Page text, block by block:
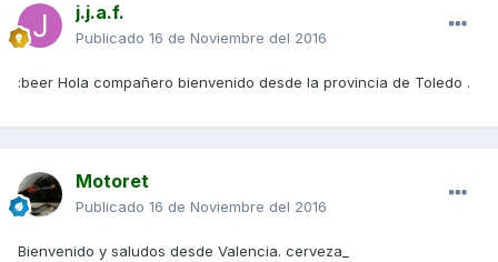
j.j.a.f.
Publicado 16 de Noviembre del 2016
:beer Hola compañero bienvenido desde la provincia de Toledo .
Motoret
Publicado 16 de Noviembre del 2016
Bienvenido y saludos desde Valencia. cerveza_